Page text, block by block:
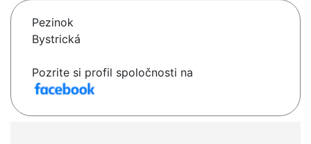
Pezinok
Bystrická
Pozrite si profil spoločnosti na